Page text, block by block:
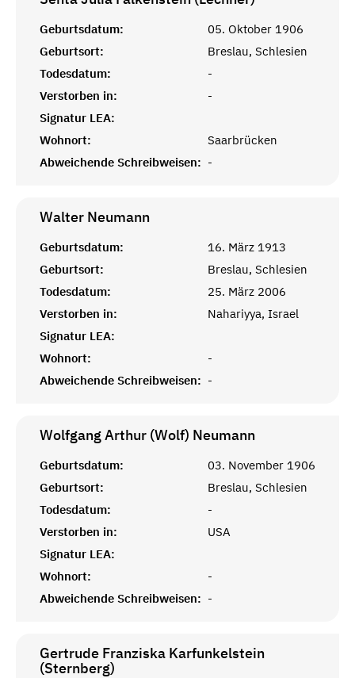
Geburtsdatum:
05. Oktober 1906
Geburtsort:
Breslau, Schlesien
Todesdatum:
-
Verstorben in:
-
Signatur LEA:
Wohnort:
Saarbrücken
Abweichende Schreibweisen: -
Walter Neumann
Geburtsdatum:
16. März 1913
Geburtsort:
Breslau, Schlesien
Todesdatum:
25. März 2006
Verstorben in:
Nahariyya, Israel
Signatur LEA:
Wohnort:
-
Abweichende Schreibweisen: -
Wolfgang Arthur (Wolf) Neumann
Geburtsdatum:
03. November 1906
Geburtsort:
Breslau, Schlesien
Todesdatum:
-
Verstorben in:
USA
Signatur LEA:
Wohnort:
-
Abweichende Schreibweisen: -
Gertrude Franziska Karfunkelstein
(Sternberg)